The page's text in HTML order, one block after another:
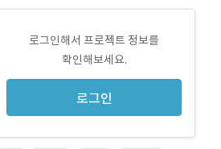
로그인해서 프로젝트 정보를
확인해보세요.
로그인